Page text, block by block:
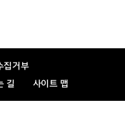
집거부
길 사이트 맵